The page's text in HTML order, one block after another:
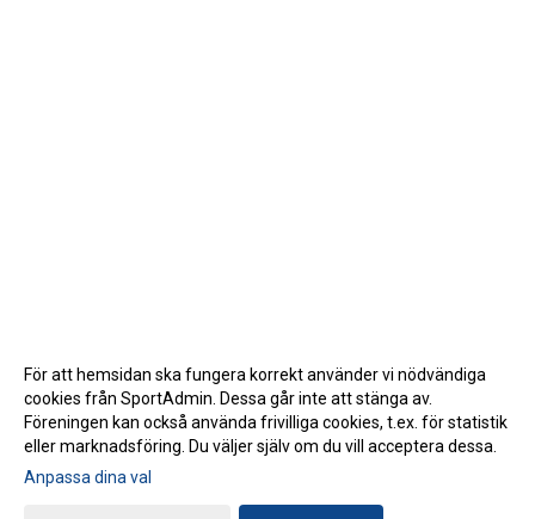
Gå till Webbversion
För att hemsidan ska fungera korrekt använder vi nödvändiga
cookies från SportAdmin. Dessa går inte att stänga av.
Föreningen kan också använda frivilliga cookies, t.ex. för statistik
eller marknadsföring. Du väljer själv om du vill acceptera dessa.
Anpassa dina val